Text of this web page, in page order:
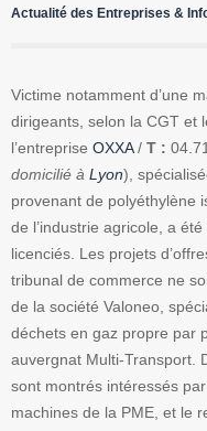
Actualité des Entreprises &
Victime notamment d’une
dirigeants, selon la CGT et
l’entreprise OXXA/ T :
domicilié à Lyon),
provenant de polyéthylène
de l’industrie agricole, a
licenciés. Les projets
tribunal de commerce ne
de la société Valoneo,
déchets en gaz propre par
auvergnat Multi-Transport.
sont montrés intéressés
machines de la PME, et le